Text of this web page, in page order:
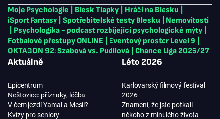
Moje Psychologie Blesk Tlapky Hráči na Blesku
iSport Fantasy
Spotřebitelské testy Blesku
Nemovitosti
Psychologika - podcast rozbíjející psychologické mýty
Fotbalové přestupy ONLINE
Eventový prostor Level 9
OKTAGON 92: Szabová vs. Pudilová
Chance Liga 2026/27
Aktuálně
Epicentrum
Neštovice: příznaky, léčba
V čem jezdí Yamal a Mesii?
Kvízy pro seniory
Léto 2026
Karlovarský filmový festival
2026
Znamení, že jste potkali
někoho z minulého života